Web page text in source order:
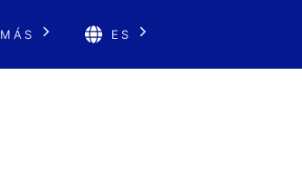
MÁS ES